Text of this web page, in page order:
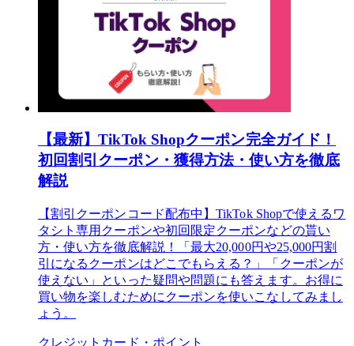
【最新】TikTok Shopクーポン完全ガイド！
初回割引クーポン・獲得方法・使い方を徹底
解説
【割引クーポンコード配布中】TikTok Shopで使えるワ
タシト専用クーポンや初回限定クーポンなどの貰い
方・使い方を徹底解説！「最大20,000円や25,000円割
引になるクーポンはどこでもらえる？」「クーポンが
使えない」といった疑問や問題にも答えます。お得に
買い物を楽しむためにクーポンを使いこなしてみまし
ょう。
クレジットカード・ポイント